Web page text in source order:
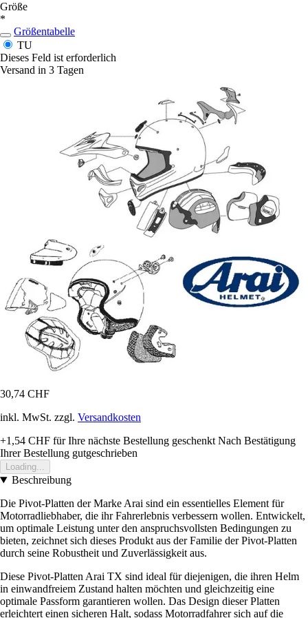
Größe
*
Größentabelle
TU
Dieses Feld ist erforderlich
Versand in 3 Tagen
30,74 CHF
inkl. MwSt. zzgl. Versandkosten
+1,54 CHF für Ihre nächste Bestellung geschenkt Nach Bestätigung
Ihrer Bestellung gutgeschrieben
Loading...
Beschreibung
Die Pivot-Platten der Marke Arai sind ein essentielles Element für
Motorradliebhaber, die ihr Fahrerlebnis verbessern wollen. Entwickelt,
um optimale Leistung unter den anspruchsvollsten Bedingungen zu
bieten, zeichnet sich dieses Produkt aus der Familie der Pivot-Platten
durch seine Robustheit und Zuverlässigkeit aus.
Diese Pivot-Platten Arai TX sind ideal für diejenigen, die ihren Helm
in einwandfreiem Zustand halten möchten und gleichzeitig eine
optimale Passform garantieren wollen. Das Design dieser Platten
erleichtert einen sicheren Halt, sodass Motorradfahrer sich auf die